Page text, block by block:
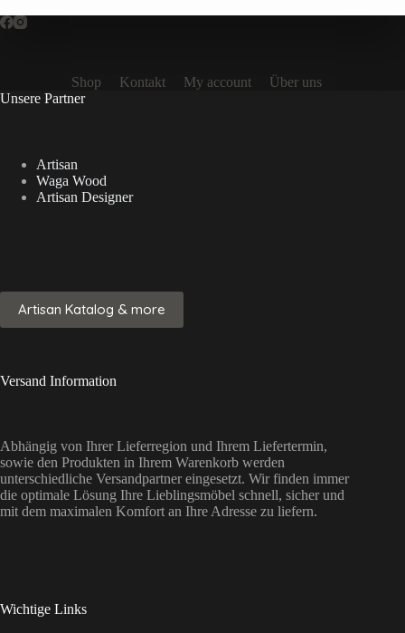
Shop Kontakt My account
Über uns
Unsere Partner
Artisan
Waga Wood
Artisan Designer
Artisan Katalog & more
Versand Information
Abhängig von Ihrer Lieferregion und Ihrem Liefertermin,
sowie den Produkten in Ihrem Warenkorb werden
unterschiedliche Versandpartner eingesetzt. Wir finden immer
die optimale Lösung Ihre Lieblingsmöbel schnell, sicher und
mit dem maximalen Komfort an Ihre Adresse zu liefern.
Wichtige Links